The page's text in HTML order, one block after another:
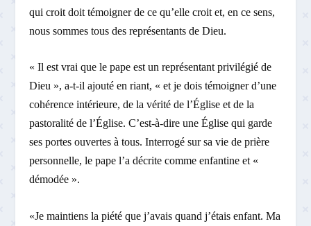
qui croit doit témoigner de ce qu’elle croit et, en ce sens,
nous sommes tous des représentants de Dieu.
« Il est vrai que le pape est un représentant privilégié de
Dieu », a-t-il ajouté en riant, « et je dois témoigner d’une
cohérence intérieure, de la vérité de l’Église et de la
pastoralité de l’Église. C’est-à-dire une Église qui garde
ses portes ouvertes à tous. Interrogé sur sa vie de prière
personnelle, le pape l’a décrite comme enfantine et «
démodée ».
«Je maintiens la piété que j’avais quand j’étais enfant. Ma